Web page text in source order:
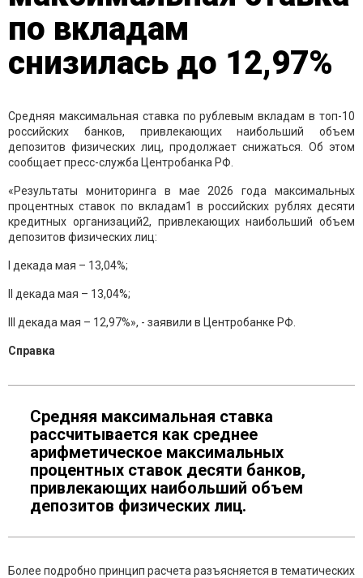
по вкладам
снизилась до 12,97%
Средняя максимальная ставка по рублевым вкладам в топ-10
российских банков, привлекающих наибольший объем
депозитов физических лиц, продолжает снижаться. Об этом
сообщает пресс-служба Центробанка РФ.
«Результаты мониторинга в мае 2026 года максимальных
процентных ставок по вкладам1 в российских рублях десяти
кредитных организаций2, привлекающих наибольший объем
депозитов физических лиц:
I декада мая – 13,04%;
II декада мая – 13,04%;
III декада мая – 12,97%», - заявили в Центробанке РФ.
Справка
Средняя максимальная ставка
рассчитывается как среднее
арифметическое максимальных
процентных ставок десяти банков,
привлекающих наибольший объем
депозитов физических лиц.
Более подробно принцип расчета разъясняется в тематических